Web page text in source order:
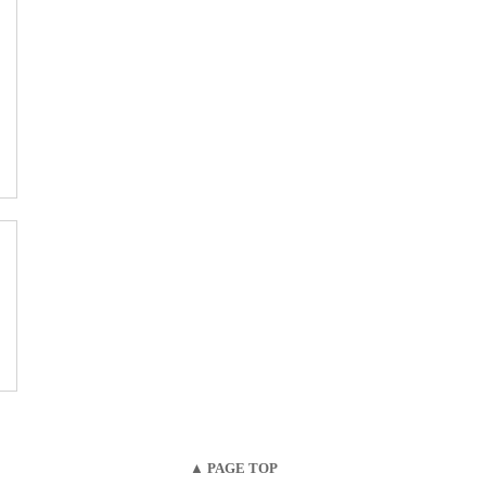
▲ PAGE TOP